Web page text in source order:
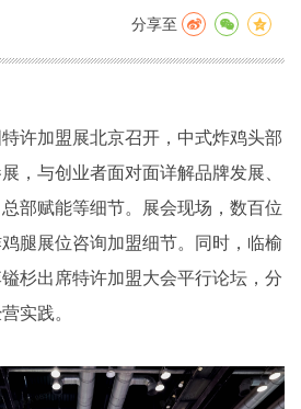
分享至
许加盟展北京召开，中式炸鸡头部
，与创业者面对面详解品牌发展、
部赋能等细节。展会现场，数百位
腿展位咨询加盟细节。同时，临榆
杉出席特许加盟大会平行论坛，分
实践。